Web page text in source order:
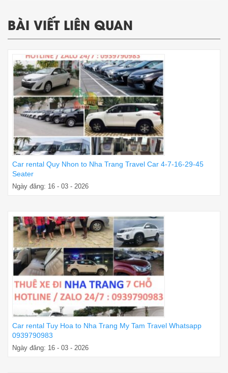
BÀI VIẾT LIÊN QUAN
Car rental Quy Nhon to Nha Trang Travel Car 4-7-16-29-45
Seater
Ngày đăng: 16 - 03 - 2026
Car rental Tuy Hoa to Nha Trang My Tam Travel Whatsapp
0939790983
Ngày đăng: 16 - 03 - 2026